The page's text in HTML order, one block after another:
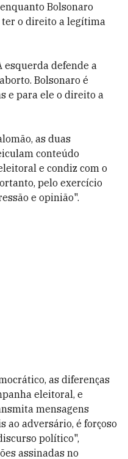
Bolsonaro
ter o direito a legítima
esquerda defende a
Bolsonaro é
e para ele o direito a
as duas
conteúdo
e condiz com o
pelo exercício
e opinião".
as diferenças
eleitoral, e
mensagens
ao adversário, é forçoso
político",
assinadas no